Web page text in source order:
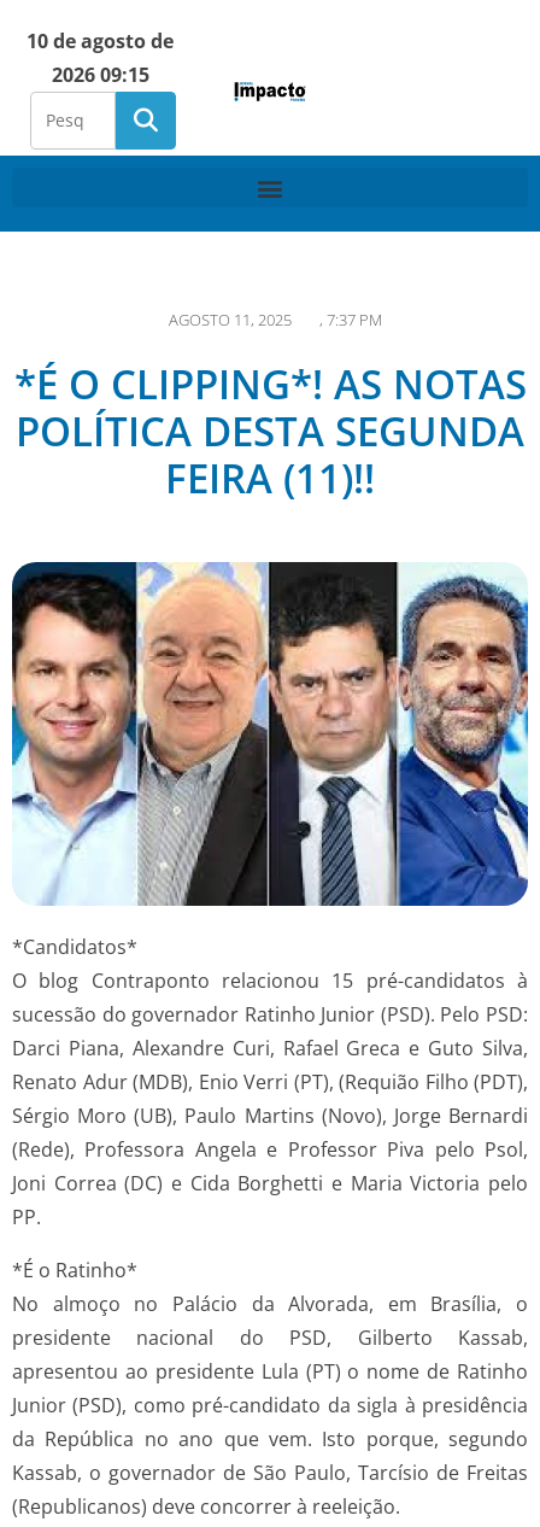
10 de agosto de
2026 09:15
AGOSTO 11, 2025 , 7:37 PM
*É O CLIPPING*! AS NOTAS
POLÍTICA DESTA SEGUNDA
FEIRA (11)!!
*Candidatos*
O blog Contraponto relacionou 15 pré-candidatos à
sucessão do governador Ratinho Junior (PSD). Pelo PSD:
Darci Piana, Alexandre Curi, Rafael Greca e Guto Silva,
Renato Adur (MDB), Enio Verri (PT), (Requião Filho (PDT),
Sérgio Moro (UB), Paulo Martins (Novo), Jorge Bernardi
(Rede), Professora Angela e Professor Piva pelo Psol,
Joni Correa (DC) e Cida Borghetti e Maria Victoria pelo
PP.
*É o Ratinho*
No almoço no Palácio da Alvorada, em Brasília, o
presidente nacional do PSD, Gilberto Kassab,
apresentou ao presidente Lula (PT) o nome de Ratinho
Junior (PSD), como pré-candidato da sigla à presidência
da República no ano que vem. Isto porque, segundo
Kassab, o governador de São Paulo, Tarcísio de Freitas
(Republicanos) deve concorrer à reeleição.